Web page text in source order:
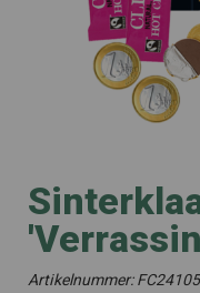
Artikelnummer: FC24105